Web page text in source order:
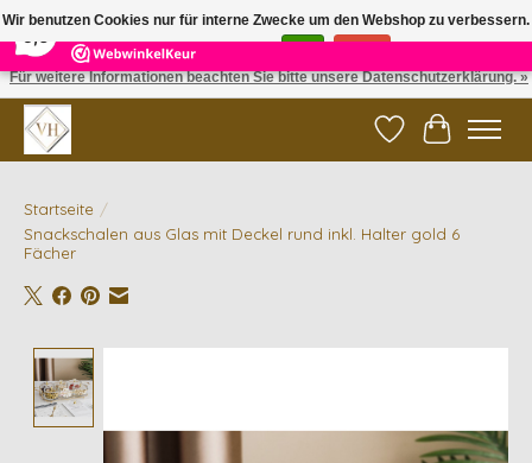
5 Reviews ×
✓ Gratis verzending vanaf €200 | ✓ 14 dagen retourneren
Wunschzettel
Ihr
Startseite /
Snackschalen aus Glas mit Deckel rund inkl. Halter gold 6
Fächer
Wir benutzen Cookies nur für interne Zwecke um den Webshop zu verbessern.
Ist das in Ordnung?
Für weitere Informationen beachten Sie bitte unsere Datenschutzerklärung. »